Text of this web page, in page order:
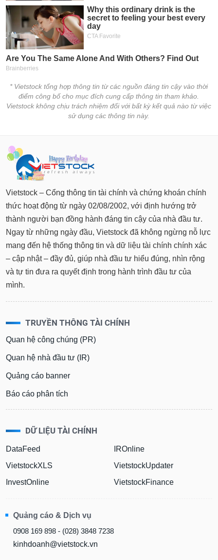
* Vietstock tổng hợp thông tin từ các nguồn đáng tin cậy vào thời
điểm công bố cho mục đích cung cấp thông tin tham khảo.
Vietstock không chịu trách nhiệm đối với bất kỳ kết quả nào từ việc
sử dụng các thông tin này.
Vietstock – Cổng thông tin tài chính và chứng khoán chính
thức hoạt động từ ngày 02/08/2002, với định hướng trở
thành người bạn đồng hành đáng tin cậy của nhà đầu tư.
Ngay từ những ngày đầu, Vietstock đã không ngừng nỗ lực
mang đến hệ thống thông tin và dữ liệu tài chính chính xác
– cập nhật – đầy đủ, giúp nhà đầu tư hiểu đúng, nhìn rộng
và tự tin đưa ra quyết định trong hành trình đầu tư của
mình.
TRUYỀN THÔNG TÀI CHÍNH
Quan hệ công chúng (PR)
Quan hệ nhà đầu tư (IR)
Quảng cáo banner
Báo cáo phân tích
DỮ LIỆU TÀI CHÍNH
DataFeed
VietstockXLS
InvestOnline
IROnline
VietstockUpdater
VietstockFinance
Quảng cáo & Dịch vụ
0908 169 898 - (028) 3848 7238
kinhdoanh@vietstock.vn
chính